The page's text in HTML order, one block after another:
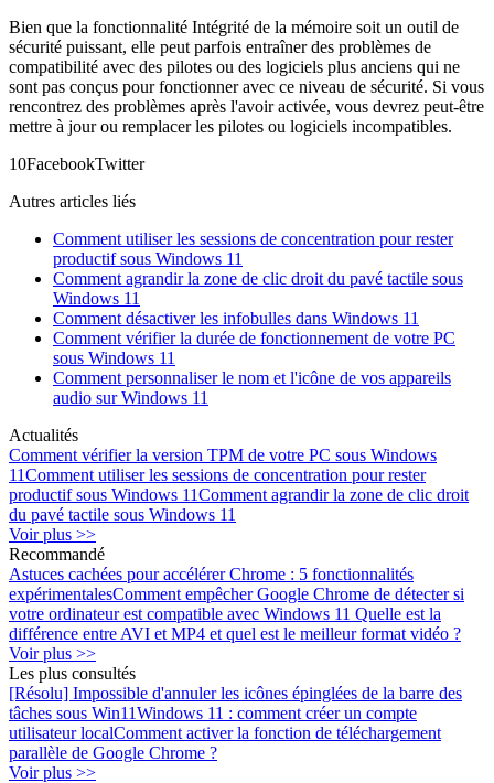
Bien que la fonctionnalité Intégrité de la mémoire soit un outil de
sécurité puissant, elle peut parfois entraîner des problèmes de
compatibilité avec des pilotes ou des logiciels plus anciens qui ne
sont pas conçus pour fonctionner avec ce niveau de sécurité. Si vous
rencontrez des problèmes après l'avoir activée, vous devrez peut-être
mettre à jour ou remplacer les pilotes ou logiciels incompatibles.
10FacebookTwitter
Autres articles liés
Comment utiliser les sessions de concentration pour rester
productif sous Windows 11
Comment agrandir la zone de clic droit du pavé tactile sous
Windows 11
Comment désactiver les infobulles dans Windows 11
Comment vérifier la durée de fonctionnement de votre PC
sous Windows 11
Comment personnaliser le nom et l'icône de vos appareils
audio sur Windows 11
Actualités
Comment vérifier la version TPM de votre PC sous Windows
11Comment utiliser les sessions de concentration pour rester
productif sous Windows 11Comment agrandir la zone de clic droit
du pavé tactile sous Windows 11
Voir plus >>
Recommandé
Astuces cachées pour accélérer Chrome : 5 fonctionnalités
expérimentalesComment empêcher Google Chrome de détecter si
votre ordinateur est compatible avec Windows 11 Quelle est la
différence entre AVI et MP4 et quel est le meilleur format vidéo ?
Voir plus >>
Les plus consultés
[Résolu] Impossible d'annuler les icônes épinglées de la barre des
tâches sous Win11Windows 11 : comment créer un compte
utilisateur localComment activer la fonction de téléchargement
parallèle de Google Chrome ?
Voir plus >>